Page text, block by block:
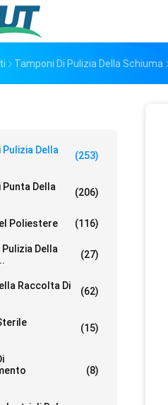
Tamponi Di Pulizia Della Schiuma
Pulizia Della
(253)
Punta Della
(206)
Poliestere (116)
Della
(27)
Raccolta Di
(62)
(15)
(8)